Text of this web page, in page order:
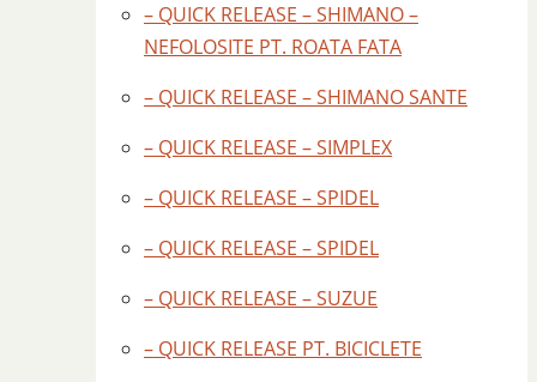
– QUICK RELEASE – SHIMANO –
NEFOLOSITE PT. ROATA FATA
– QUICK RELEASE – SHIMANO SANTE
– QUICK RELEASE – SIMPLEX
– QUICK RELEASE – SPIDEL
– QUICK RELEASE – SPIDEL
– QUICK RELEASE – SUZUE
– QUICK RELEASE PT. BICICLETE